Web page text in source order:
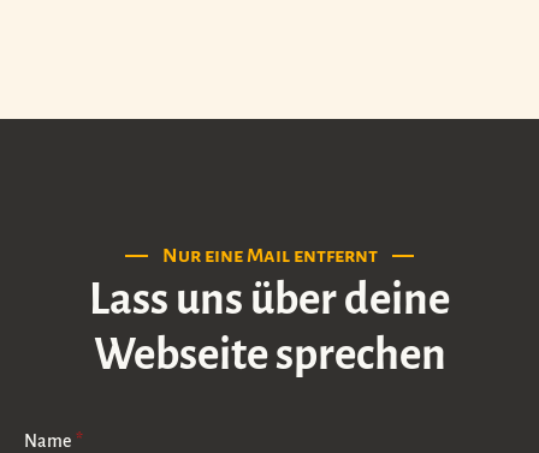
Nur eine Mail entfernt
Lass uns über deine
Webseite sprechen
Name *